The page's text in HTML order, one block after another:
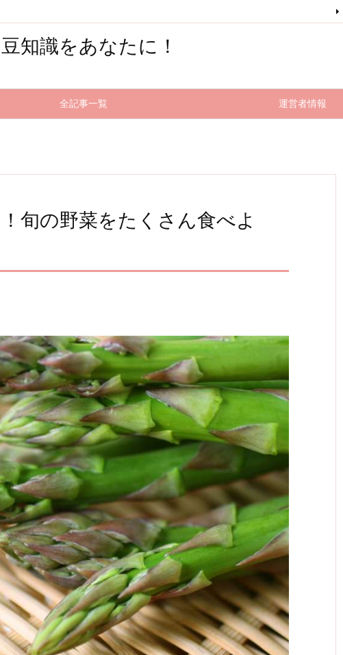
知識をあなたに！
全記事一覧 運営者情報
旬の野菜をたくさん食べよ